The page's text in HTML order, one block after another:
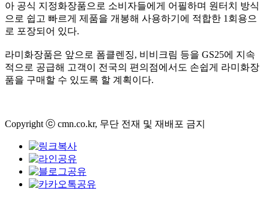
아 공식 지정화장품으로 소비자들에게 어필하며 원터치 방식
으로 쉽고 빠르게 제품을 개봉해 사용하기에 적합한 1회용으
로 포장되어 있다.
라미화장품은 앞으로 폼클렌징, 비비크림 등을 GS25에 지속
적으로 공급해 고객이 전국의 편의점에서도 손쉽게 라미화장
품을 구매할 수 있도록 할 계획이다.
Copyright ⓒ cmn.co.kr, 무단 전재 및 재배포 금지